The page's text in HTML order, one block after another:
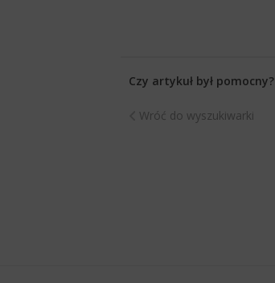
Czy artykuł był pomocny?
Wróć do wyszukiwarki